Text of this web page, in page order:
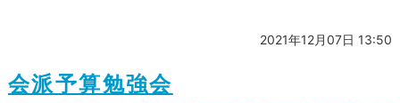
2021年12月07日 13:50
会派予算勉強会